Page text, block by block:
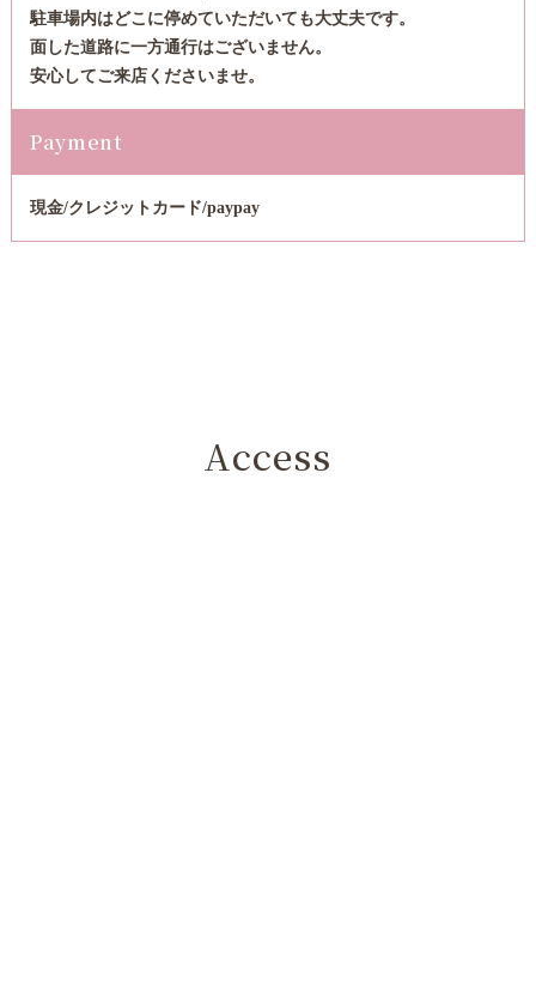
駐車場内はどこに停めていただいても大丈夫です。
面した道路に一方通行はございません。
安心してご来店くださいませ。
Payment
現金/クレジットカード/paypay
Access